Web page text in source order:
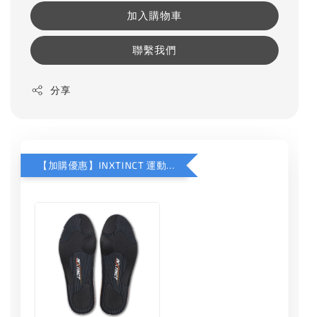
加入購物車
聯繫我們
分享
【加購優惠】INXTINCT 運動款鞋墊